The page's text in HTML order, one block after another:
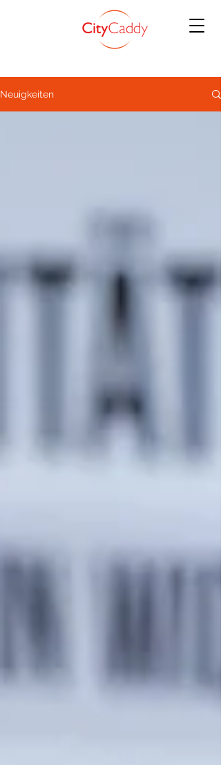
Neuigkeiten